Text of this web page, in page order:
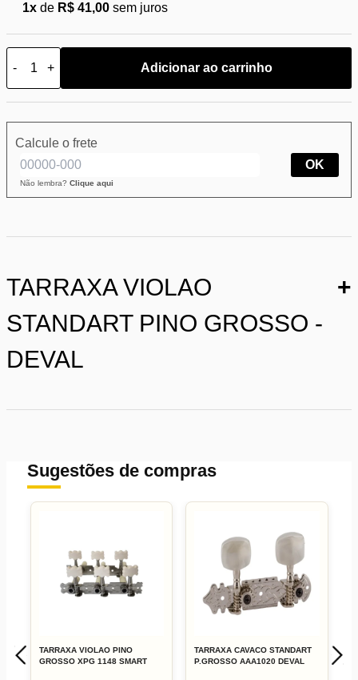
1x de R$ 41,00 sem juros
- + Adicionar ao carrinho
Calcule o frete
Não lembra? Clique aqui
OK
TARRAXA VIOLAO
STANDART PINO GROSSO -
DEVAL
+
Sugestões de compras
TARRAXA VIOLAO PINO
GROSSO XPG 1148 SMART
TARRAXA CAVACO STANDART
P.GROSSO AAA1020 DEVAL